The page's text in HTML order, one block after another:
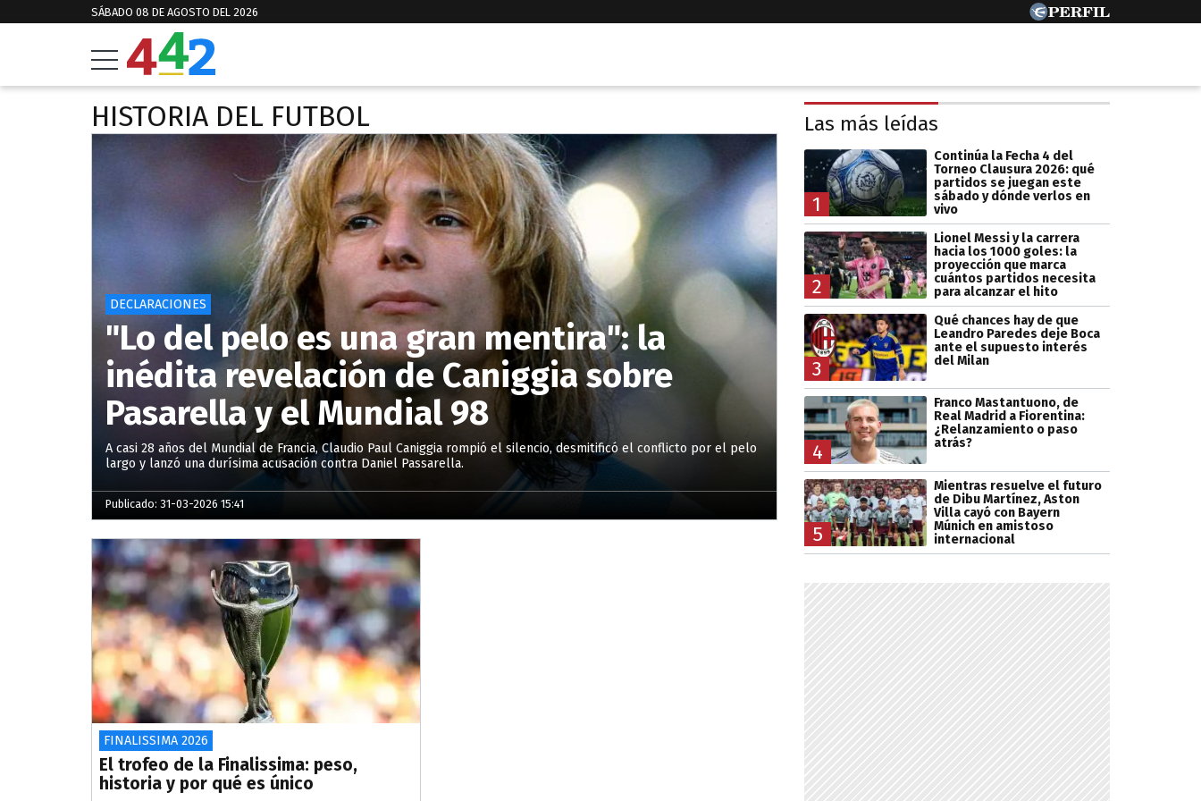
SÁBADO 08 DE AGOSTO DEL 2026
HISTORIA DEL FUTBOL
DECLARACIONES
"Lo del pelo es una gran mentira": la
inédita revelación de Caniggia sobre
Pasarella y el Mundial 98
A casi 28 años del Mundial de Francia, Claudio Paul Caniggia rompió el silencio, desmitificó el conflicto por el pelo
largo y lanzó una durísima acusación contra Daniel Passarella.
Publicado: 31-03-2026 15:41
FINALISSIMA 2026
El trofeo de la Finalissima: peso,
historia y por qué es único
Las más leídas
1
Continúa la Fecha 4 del
Torneo Clausura 2026: qué
partidos se juegan este
sábado y dónde verlos en
vivo
2
Lionel Messi y la carrera
hacia los 1000 goles: la
proyección que marca
cuántos partidos necesita
para alcanzar el hito
3
Qué chances hay de que
Leandro Paredes deje Boca
ante el supuesto interés
del Milan
4
Franco Mastantuono, de
Real Madrid a Fiorentina:
¿Relanzamiento o paso
atrás?
5
Mientras resuelve el futuro
de Dibu Martínez, Aston
Villa cayó con Bayern
Múnich en amistoso
internacional